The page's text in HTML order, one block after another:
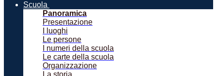
Scuola
Panoramica
Presentazione
I luoghi
Le persone
I numeri della scuola
Le carte della scuola
Organizzazione